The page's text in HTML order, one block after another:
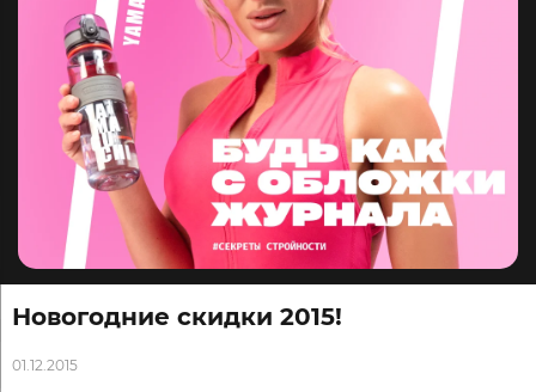
Новогодние скидки 2015!
01.12.2015